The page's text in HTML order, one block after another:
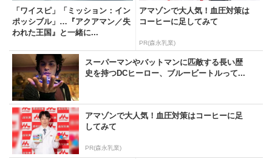
「ワイスピ」「ミッション：イン
ポッシブル」…『アクアマン／失
われた王国』と一緒に...
アマゾンで大人気！血圧対策は
コーヒーに足してみて
PR(森永乳業)
スーパーマンやバットマンに匹敵する長い歴
史を持つDCヒーロー、ブルービートルって...
アマゾンで大人気！血圧対策はコーヒーに足
してみて
PR(森永乳業)